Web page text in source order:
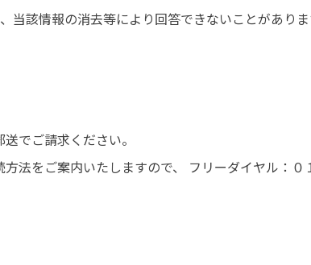
当該情報の消去等により回答できないことがあり
でご請求ください。
法をご案内いたしますので、 フリーダイヤル：